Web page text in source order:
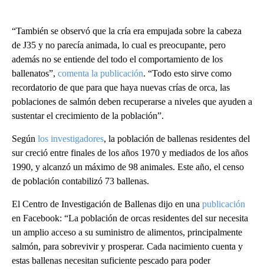
“También se observó que la cría era empujada sobre la cabeza
de J35 y no parecía animada, lo cual es preocupante, pero
además no se entiende del todo el comportamiento de los
ballenatos”, comenta la publicación. “Todo esto sirve como
recordatorio de que para que haya nuevas crías de orca, las
poblaciones de salmón deben recuperarse a niveles que ayuden a
sustentar el crecimiento de la población”.
Según los investigadores, la población de ballenas residentes del
sur creció entre finales de los años 1970 y mediados de los años
1990, y alcanzó un máximo de 98 animales. Este año, el censo
de población contabilizó 73 ballenas.
El Centro de Investigación de Ballenas dijo en una publicación
en Facebook: “La población de orcas residentes del sur necesita
un amplio acceso a su suministro de alimentos, principalmente
salmón, para sobrevivir y prosperar. Cada nacimiento cuenta y
estas ballenas necesitan suficiente pescado para poder